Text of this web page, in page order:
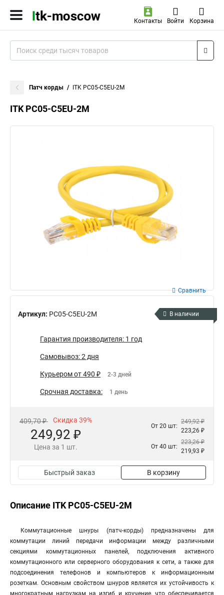
Контакты Войти Корзина
Патч корды ITK PC05-C5EU-2M
ITK PC05-C5EU-2M
Артикул: PC05-C5EU-2M
Сравнить
В наличии
Гарантия производителя: 1 год
Самовывоз: 2 дня
Курьером от 490 ₽ 2-3 дней
Срочная доставка: 1 день
409,70 ₽ Скидка 39%
249,92 ₽
Цена за 1 шт.
От 20 шт:
249,92 ₽
223,26 ₽
От 40 шт:
223,26 ₽
219,93 ₽
Быстрый заказ В корзину
Описание ITK PC05-C5EU-2M
Коммутационные шнуры (патч-корды) предназначены для
коммутации линий передачи информации между различными
секциями коммутационных панелей, подключения активного
коммутационного или серверного оборудования к сети, а также для
подсоединения телефонов и компьютеров к информационным
розеткам. Основным свойством шнуров является их устойчивость к
многократным нагрузкам на изгиб и кручение, что обеспечивается